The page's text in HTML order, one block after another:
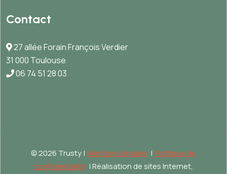
Contact
27 allée Forain François Verdier
31 000 Toulouse
06 74 51 28 03
©2026 Trusty | Mentions légales | Politique de
confidentialité | Réalisation de sites Internet,